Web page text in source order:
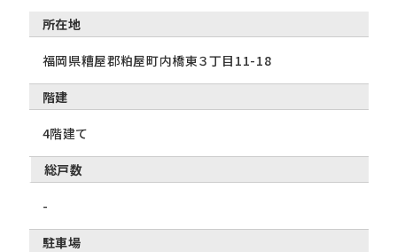
所在地
福岡県糟屋郡粕屋町内橋東３丁目11-18
階建
4階建て
総戸数
-
駐車場